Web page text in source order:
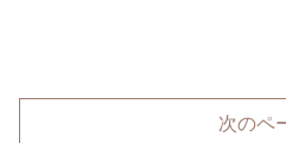
次のペ